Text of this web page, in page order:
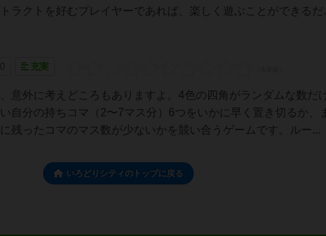
ラクトを好むプレイヤーであれば、楽しく遊ぶことができるだ
0 充実
意外に考えどころもありますよ。4色の四角がランダムな数だ
自分の持ちコマ（2〜7マス分）6つをいかに早く置き切るか、
残ったコマのマス数が少ないかを競い合うゲームです。ルー...
いろどりシティのトップに戻る